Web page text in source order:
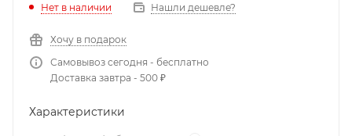
Нет в наличии Нашли дешевле?
Хочу в подарок
Самовывоз сегодня - бесплатно
Доставка завтра - 500 ₽
Характеристики